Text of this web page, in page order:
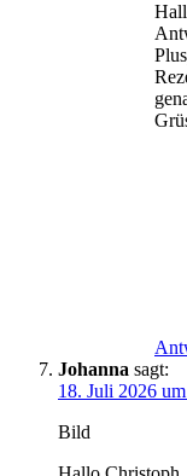
Johanna sagt:
18. Juli 2026
Bild